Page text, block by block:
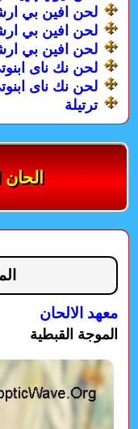
لحن افين بي
لحن افين بي
لحن افين بي
لحن نك ناى
لحن نك ناى
ترتيلة
الحان
معهد الالحان
الموجة القبطية